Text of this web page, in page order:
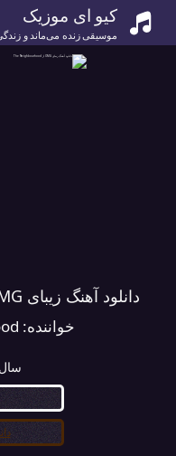
کیو ای موزیک
موسیقی زنده می‌ماند و
دانلود آهنگ زیبای OMG از The Neighbourhood
خواننده: